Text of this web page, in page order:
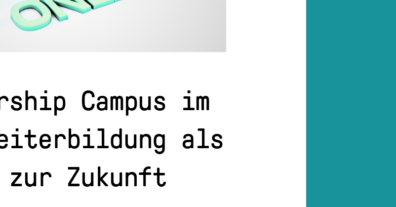
Campus im
als
zur Zukunft